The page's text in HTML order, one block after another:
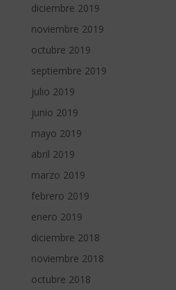
diciembre 2019
noviembre 2019
octubre 2019
septiembre 2019
julio 2019
junio 2019
mayo 2019
abril 2019
marzo 2019
febrero 2019
enero 2019
diciembre 2018
noviembre 2018
octubre 2018